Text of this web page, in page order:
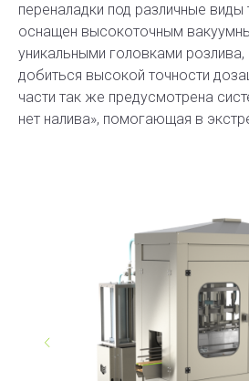
переналадки под различные
оснащен высокоточным
уникальными головками
добиться высокой точности
части так же предусмотрена
нет налива», помогающая в